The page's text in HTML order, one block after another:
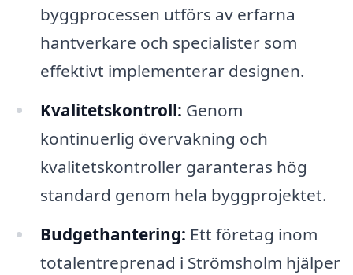
byggprocessen utförs av erfarna
hantverkare och specialister som
effektivt implementerar designen.
Kvalitetskontroll: Genom
kontinuerlig övervakning och
kvalitetskontroller garanteras hög
standard genom hela byggprojektet.
Budgethantering: Ett företag inom
totalentreprenad i Strömsholm hjälper